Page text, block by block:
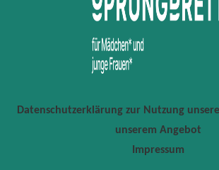
Datenschutzerklärung zur Nutzung
unserem Angebot
Impressum